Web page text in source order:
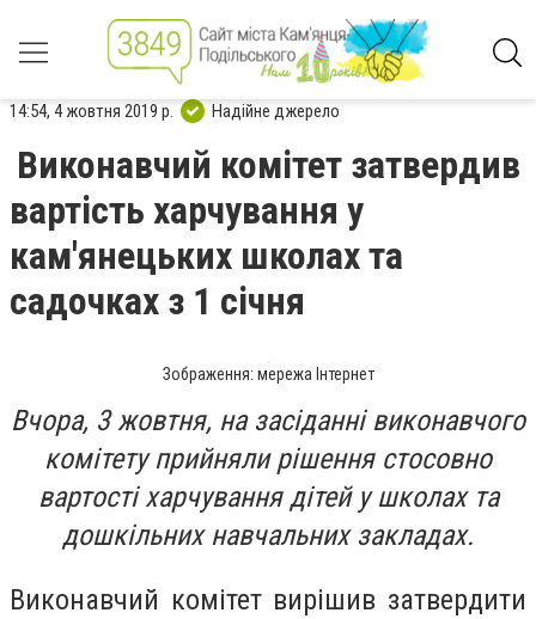
14:54, 4 жовтня 2019 р. Надійне джерело
Виконавчий комітет затвердив
вартість харчування у
кам'янецьких школах та
садочках з 1 січня
Зображення: мережа Інтернет
Вчора, 3 жовтня, на засіданні виконавчого
комітету прийняли рішення стосовно
вартості харчування дітей у школах та
дошкільних навчальних закладах.
Виконавчий комітет вирішив затвердити